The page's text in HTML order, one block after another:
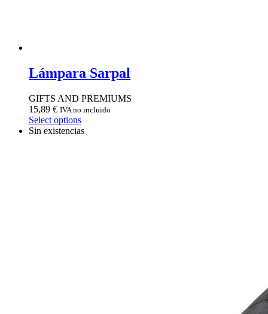
Lámpara Sarpal
GIFTS AND PREMIUMS
15,89 € IVA no incluido
Select options
Sin existencias